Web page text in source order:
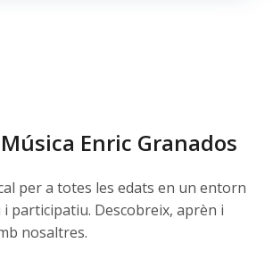
Enric Granados
per a totes les edats en un entorn
participatiu. Descobreix, aprèn i
nosaltres.